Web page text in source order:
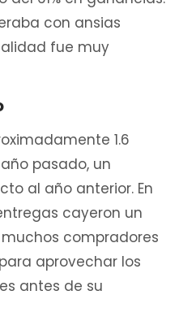
con ansias
fue muy
1.6
pasado, un
al año anterior. En
cayeron un
muchos compradores
aprovechar los
antes de su